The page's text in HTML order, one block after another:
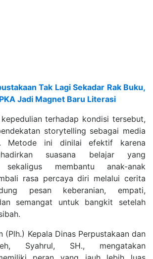
Tak Lagi Sekadar Rak Buku,
Jadi Magnet Baru Literasi
terhadap kondisi tersebut,
storytelling sebagai media
Metode ini dinilai efektif karena
suasana belajar yang
sekaligus membantu anak-anak
rasa percaya diri melalui cerita
pesan keberanian, empati,
semangat untuk bangkit setelah
(Plh.) Kepala Dinas Perpustakaan dan
Syahrul, SH., mengatakan